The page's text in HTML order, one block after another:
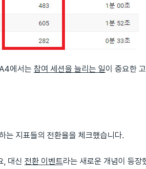
에서는 참여 세션을 늘리는 일이 중요한
는 지표들의 전환율을 체크했습니다.
, 대신 전환 이벤트라는 새로운 개념이 등장